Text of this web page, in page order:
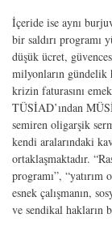
İçeride ise aynı
bir saldırı programı
düşük ücret,
milyonların gündelik
krizin faturasını
TÜSİAD’ından
semiren oligarşik
kendi aralarındaki
ortaklaşmaktadır.
programı”, “yatırım
esnek çalışmanın,
ve sendikal hakların